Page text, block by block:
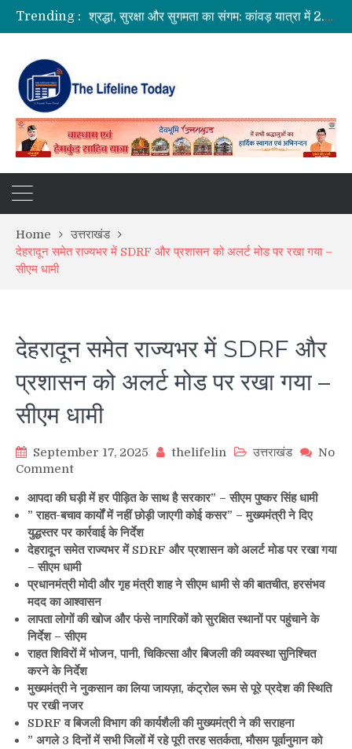
Trending :
श्रद्धा, सुरक्षा और सुगमता का संगम: कांवड़ यात्रा में 2.19 करोड़ श्रद्धालुओं की सकुशल वापसी
बनबसा रेलवे स्टेशन पर अब रुकेगी अछनेरा-टनकपुर एक्सप्रेस, रेल मंत्री ने दी स्वीकृति
Home
उत्तराखंड
देहरादून समेत राज्यभर में SDRF और प्रशासन को अलर्ट मोड पर रखा गया –
सीएम धामी
देहरादून समेत राज्यभर में SDRF और
प्रशासन को अलर्ट मोड पर रखा गया –
सीएम धामी
September 17, 2025 thelifelin उत्तराखंड
No
Commenton
समेत
राज्यभर
में
SDRF
और
प्रशासन
को
अलर्ट
मोड
पर
रखा
गया
–
सीएम
धामी
आपदा की घड़ी में हर पीड़ित के साथ है सरकार” – सीएम पुष्कर सिंह धामी
” राहत-बचाव कार्यों में नहीं छोड़ी जाएगी कोई कसर” – मुख्यमंत्री ने दिए
युद्धस्तर पर कार्रवाई के निर्देश
देहरादून समेत राज्यभर में SDRF और प्रशासन को अलर्ट मोड पर रखा गया
– सीएम धामी
प्रधानमंत्री मोदी और गृह मंत्री शाह ने सीएम धामी से की बातचीत, हरसंभव
मदद का आश्वासन
लापता लोगों की खोज और फंसे नागरिकों को सुरक्षित स्थानों पर पहुंचाने के
निर्देश – सीएम
राहत शिविरों में भोजन, पानी, चिकित्सा और बिजली की व्यवस्था सुनिश्चित
करने के निर्देश
मुख्यमंत्री ने नुकसान का लिया जायज़ा, कंट्रोल रूम से पूरे प्रदेश की स्थिति
पर रखी नजर
SDRF व बिजली विभाग की कार्यशैली की मुख्यमंत्री ने की सराहना
” अगले 3 दिनों में सभी जिलों में रहे पूरी तरह सतर्कता, मौसम पूर्वानुमान को